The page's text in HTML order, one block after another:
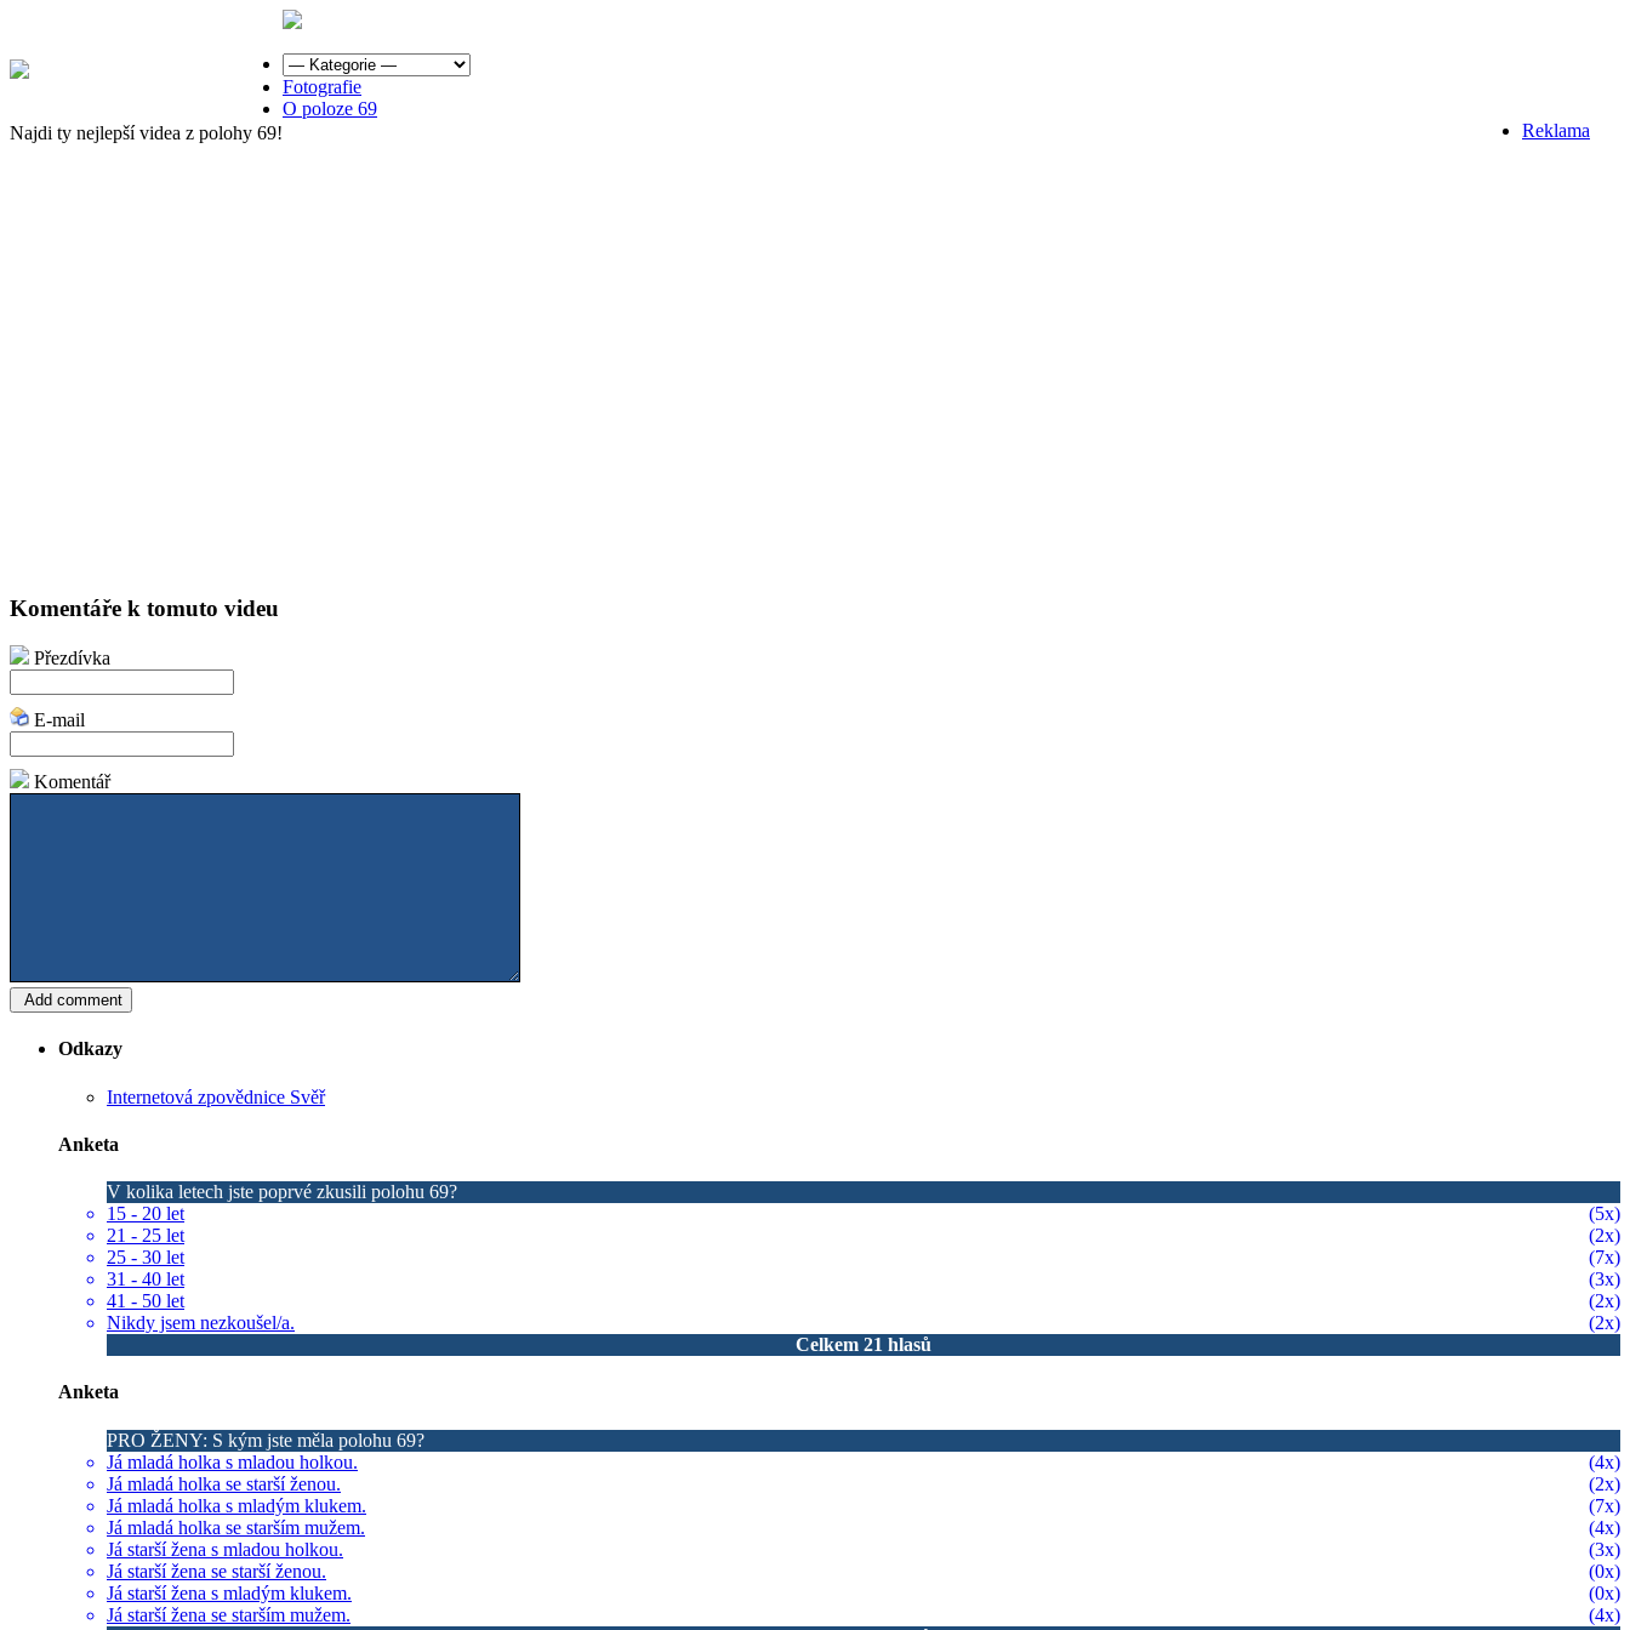
Najdi ty nejlepší videa z polohy 69!
Fotografie
O poloze 69
Reklama
Komentáře k tomuto videu
Přezdívka
E-mail
Komentář
Odkazy
Internetová zpovědnice Svěř
Anketa
V kolika letech jste poprvé zkusili polohu 69?
15 - 20 let
(5x)
21 - 25 let
(2x)
25 - 30 let
(7x)
31 - 40 let
(3x)
41 - 50 let
(2x)
Nikdy jsem nezkoušel/a.
(2x)
Celkem 21 hlasů
Anketa
PRO ŽENY: S kým jste měla polohu 69?
Já mladá holka s mladou holkou.
(4x)
Já mladá holka se starší ženou.
(2x)
Já mladá holka s mladým klukem.
(7x)
Já mladá holka se starším mužem.
(4x)
Já starší žena s mladou holkou.
(3x)
Já starší žena se starší ženou.
(0x)
Já starší žena s mladým klukem.
(0x)
Já starší žena se starším mužem.
(4x)